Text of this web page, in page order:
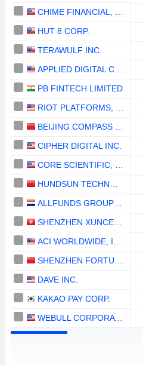
HUT 8 CORP.
TERAWULF INC.
APPLIED DIGITAL CORPORATION
PB FINTECH LIMITED
CIPHER DIGITAL INC.
ALLFUNDS GROUP PLC
SHENZHEN XUNCE TECHNOLOGY CO., LTD.
DAVE INC.
KAKAO PAY CORP.
WEBULL CORPORATION